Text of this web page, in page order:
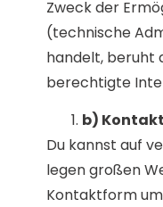
Zweck der
(technische
handelt, beruht
berechtigte
b)
Du kannst auf
legen großen
Kontaktform